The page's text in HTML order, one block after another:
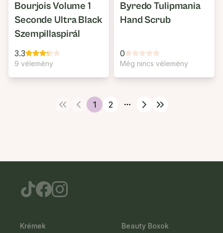
Bourjois Volume 1
Seconde Ultra Black
Szempillaspirál
3.3
9 vélemény
Byredo Tulipmania
Hand Scrub
0
Még nincs vélemény
1 2
More pages
Krémek Beauty Boxok